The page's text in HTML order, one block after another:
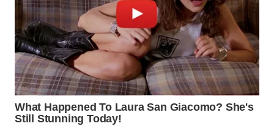
WN
MALUT
WN
DAIRI
WN
DANAU